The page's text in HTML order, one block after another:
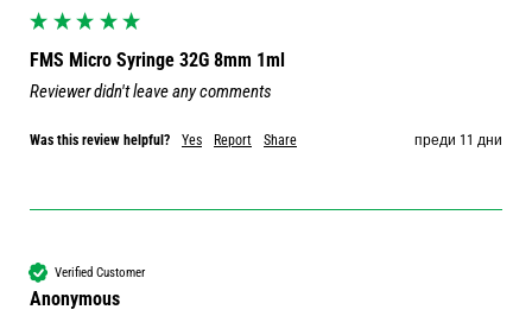
FMS Micro Syringe 32G 8mm 1ml
Reviewer didn't leave any comments
Was this review helpful? Yes Report Share преди 11 дни
Verified Customer
Anonymous